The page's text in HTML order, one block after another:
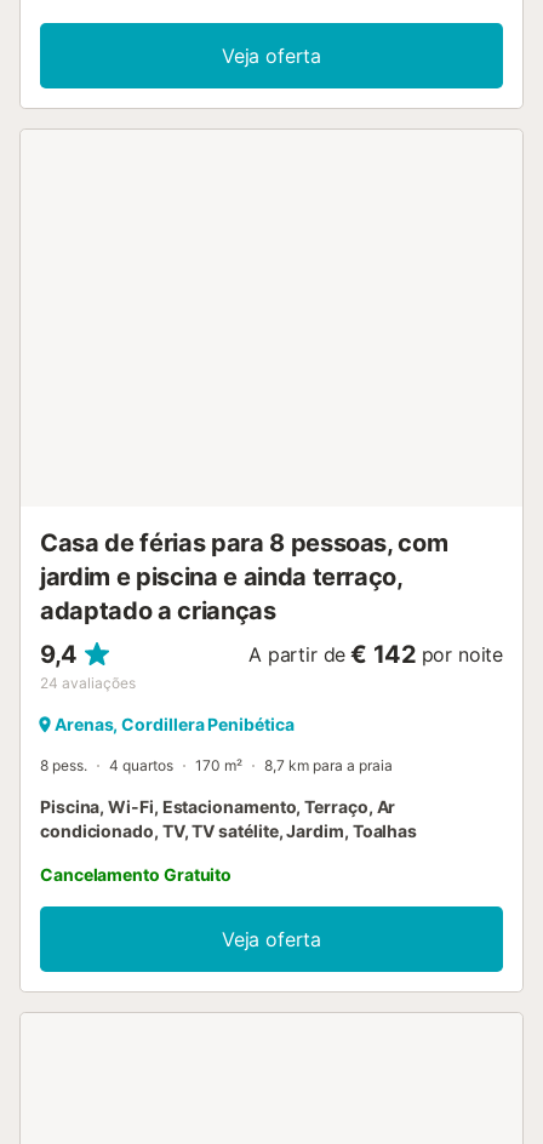
montanha e para o mar, Wi-Fi adequado para
videochamadas, TV, ventoinha, máquina de lavar roupa,
espaço de trabalho, berço e cadeira alta. No local
produzem-se produtos típicos da região, como mangas,
Veja oferta
Casa de férias para 8 pessoas, com
jardim e piscina e ainda terraço,
adaptado a crianças
9,4
24 avaliações
A partir de € 142 por noite
Arenas, Cordillera Penibética
8 pess. 4 quartos 170 m² 8,7 km para a praia
Piscina, Wi-Fi, Estacionamento, Terraço, Ar
condicionado, TV, TV satélite, Jardim, Toalhas
Cancelamento Gratuito
Veja oferta